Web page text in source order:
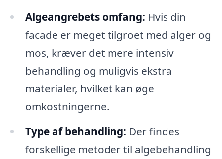
Algeangrebets omfang: Hvis din
facade er meget tilgroet med alger og
mos, kræver det mere intensiv
behandling og muligvis ekstra
materialer, hvilket kan øge
omkostningerne.
Type af behandling: Der findes
forskellige metoder til algebehandling